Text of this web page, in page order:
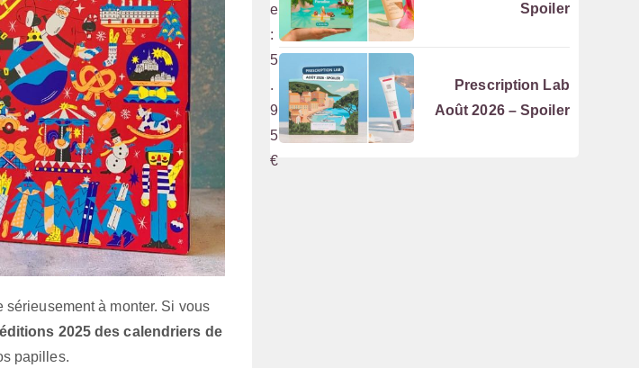
sérieusement à monter. Si vous
éditions 2025 des calendriers de
papilles.
Spoiler
Prescription Lab
Août 2026 – Spoiler
e
:
5
.
9
5
€